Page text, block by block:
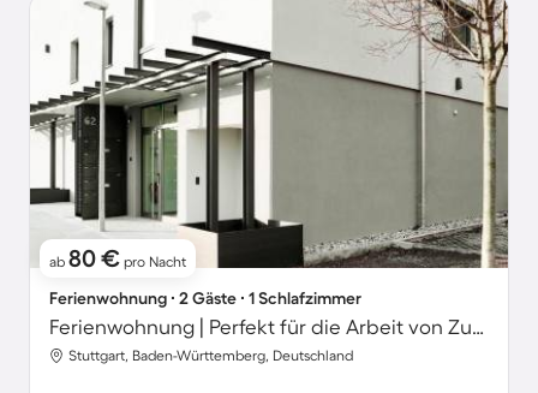
ab 80 € pro Nacht
Ferienwohnung ∙ 2 Gäste ∙ 1 Schlafzimmer
Ferienwohnung | Perfekt für die Arbeit von Zuhause
Stuttgart, Baden-Württemberg, Deutschland